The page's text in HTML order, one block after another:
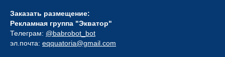
Заказать размещение:
Рекламная группа "Экватор"
Телеграм: @babrobot_bot
эл.почта: eqquatoria@gmail.com